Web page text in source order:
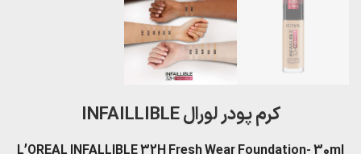
کرم پودر لورال INFAILLIBLE